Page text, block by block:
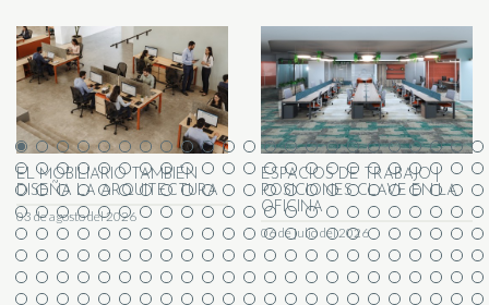
EL MOBILIARIO TAMBIÉN
DISEÑA LA ARQUITECTURA
03 de agosto del 2026
ESPACIOS DE TRABAJO |
POSICIONES CLAVE EN LA
OFICINA
06 de julio del 2026